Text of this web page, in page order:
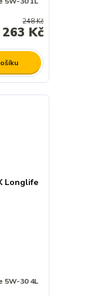
248 Kč
263 Kč
5W-30 4L